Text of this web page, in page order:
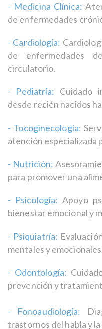
- Medicina Clínica:
de enfermedades
- Cardiología:
de enfermedades
circulatorio.
- Pediatría: Cuidado
desde recién nacidos
- Tocoginecología:
atención especializada
- Nutrición:
para promover una
- Psicología:Apoyo
bienestar emocional y
- Psiquiatría:
mentales y
- Odontología:
prevención y
- Fonoaudiología:
trastornos del habla y